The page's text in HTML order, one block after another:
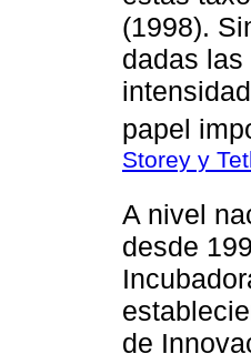
(1998).
dadas
papel
Storey y
A nivel
desde
de